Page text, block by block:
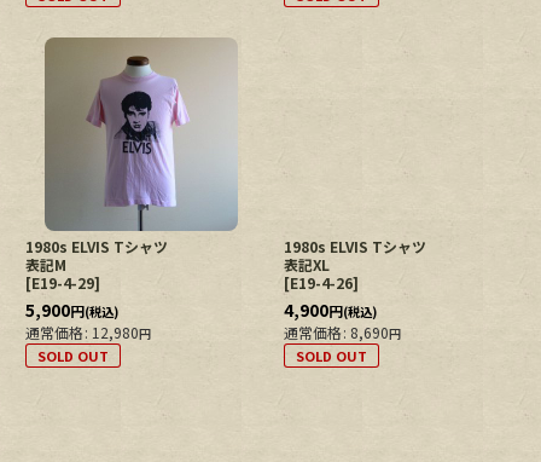
1980s ELVIS Tシャツ
表記M
[E19-4-29]
5,900円(税込)
通常価格: 12,980円
SOLD OUT
1980s ELVIS Tシャツ
表記XL
[E19-4-26]
4,900円(税込)
通常価格: 8,690円
SOLD OUT